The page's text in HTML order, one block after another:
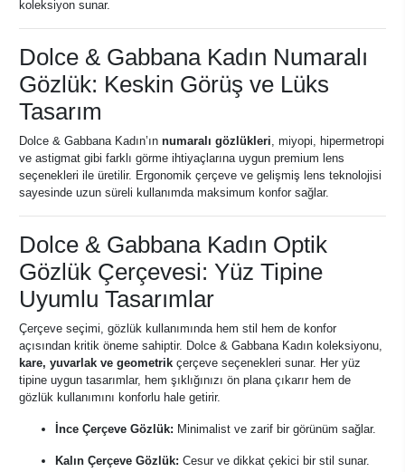
koleksiyon sunar.
Dolce & Gabbana Kadın Numaralı
Gözlük: Keskin Görüş ve Lüks
Tasarım
Dolce & Gabbana Kadın’ın numaralı gözlükleri, miyopi, hipermetropi
ve astigmat gibi farklı görme ihtiyaçlarına uygun premium lens
seçenekleri ile üretilir. Ergonomik çerçeve ve gelişmiş lens teknolojisi
sayesinde uzun süreli kullanımda maksimum konfor sağlar.
Dolce & Gabbana Kadın Optik
Gözlük Çerçevesi: Yüz Tipine
Uyumlu Tasarımlar
Çerçeve seçimi, gözlük kullanımında hem stil hem de konfor
açısından kritik öneme sahiptir. Dolce & Gabbana Kadın koleksiyonu,
kare, yuvarlak ve geometrik çerçeve seçenekleri sunar. Her yüz
tipine uygun tasarımlar, hem şıklığınızı ön plana çıkarır hem de
gözlük kullanımını konforlu hale getirir.
İnce Çerçeve Gözlük: Minimalist ve zarif bir görünüm sağlar.
Kalın Çerçeve Gözlük: Cesur ve dikkat çekici bir stil sunar.